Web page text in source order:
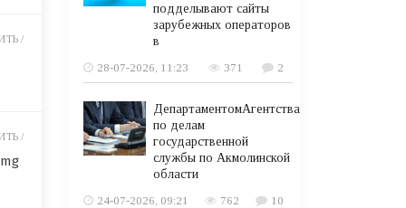
/
/
подделывают сайты
зарубежных операторов
в
28-07-2026, 11:23
371 2
ДепартаментомАгентства
по делам
государственной
службы по Акмолинской
области
24-07-2026, 09:21
762 10